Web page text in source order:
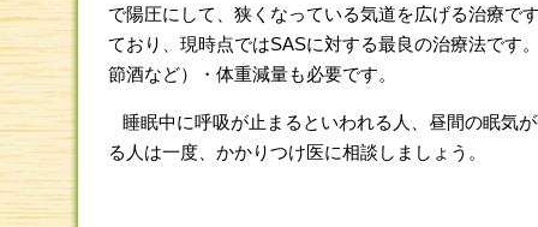
で陽圧にして、狭くなっている気道を広げる治療で
ており、現時点ではSASに対する最良の治療法です
節酒など）・体重減量も必要です。
睡眠中に呼吸が止まるといわれる人、昼間の眠気
る人は一度、かかりつけ医に相談しましょう。